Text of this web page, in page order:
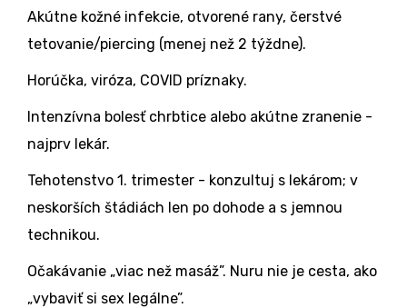
Akútne kožné infekcie, otvorené rany, čerstvé
tetovanie/piercing (menej než 2 týždne).
Horúčka, viróza, COVID príznaky.
Intenzívna bolesť chrbtice alebo akútne zranenie -
najprv lekár.
Tehotenstvo 1. trimester - konzultuj s lekárom; v
neskorších štádiách len po dohode a s jemnou
technikou.
Očakávanie „viac než masáž”. Nuru nie je cesta, ako
„vybaviť si sex legálne”.